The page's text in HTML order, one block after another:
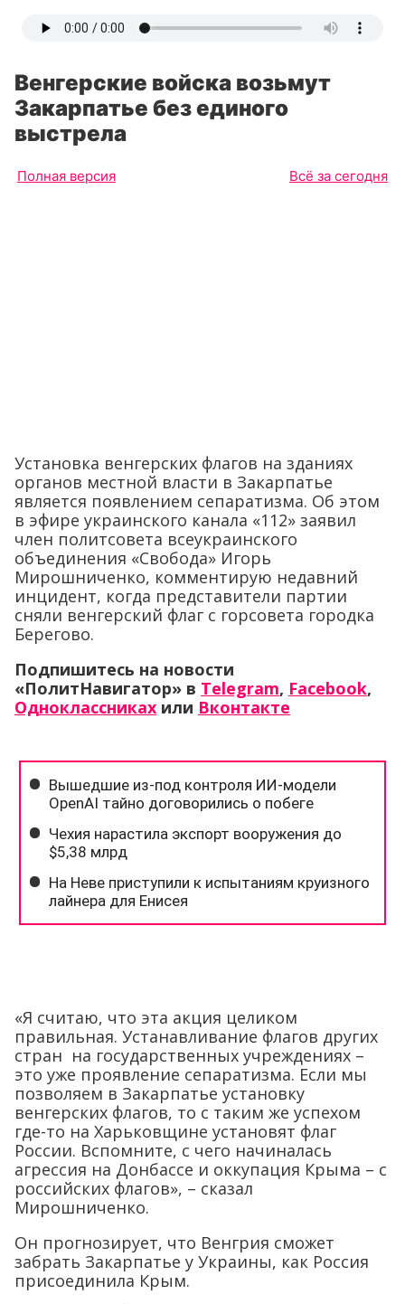
Венгерские войска возьмут
Закарпатье без единого
выстрела
Полная версия Всё за сегодня
Установка венгерских флагов на зданиях
органов местной власти в Закарпатье
является появлением сепаратизма. Об этом
в эфире украинского канала «112» заявил
член политсовета всеукраинского
объединения «Свобода» Игорь
Мирошниченко, комментирую недавний
инцидент, когда представители партии
сняли венгерский флаг с горсовета городка
Берегово.
Подпишитесь на новости
«ПолитНавигатор» в Telegram, Facebook,
Одноклассниках или Вконтакте
«Я считаю, что эта акция целиком
правильная. Устанавливание флагов других
стран на государственных учреждениях –
это уже проявление сепаратизма. Если мы
позволяем в Закарпатье установку
венгерских флагов, то с таким же успехом
где-то на Харьковщине установят флаг
России. Вспомните, с чего начиналась
агрессия на Донбассе и оккупация Крыма – с
российских флагов», – сказал
Мирошниченко.
Он прогнозирует, что Венгрия сможет
забрать Закарпатье у Украины, как Россия
присоединила Крым.